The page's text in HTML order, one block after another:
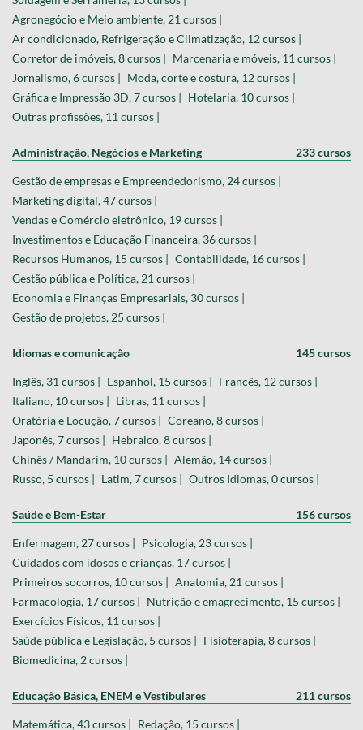
Agronegócio e Meio ambiente, 21 cursos |
Ar condicionado, Refrigeração e Climatização, 12 cursos |
Corretor de imóveis, 8 cursos | Marcenaria e móveis, 11 cursos |
Jornalismo, 6 cursos | Moda, corte e costura, 12 cursos |
Gráfica e Impressão 3D, 7 cursos | Hotelaria, 10 cursos |
Outras profissões, 11 cursos |
Administração, Negócios e Marketing 233 cursos
Gestão de empresas e Empreendedorismo, 24 cursos |
Marketing digital, 47 cursos |
Vendas e Comércio eletrônico, 19 cursos |
Investimentos e Educação Financeira, 36 cursos |
Recursos Humanos, 15 cursos | Contabilidade, 16 cursos |
Gestão pública e Política, 21 cursos |
Economia e Finanças Empresariais, 30 cursos |
Gestão de projetos, 25 cursos |
Idiomas e comunicação 145 cursos
Inglês, 31 cursos | Espanhol, 15 cursos | Francês, 12 cursos |
Italiano, 10 cursos | Libras, 11 cursos |
Oratória e Locução, 7 cursos | Coreano, 8 cursos |
Japonês, 7 cursos | Hebraico, 8 cursos |
Chinês / Mandarim, 10 cursos | Alemão, 14 cursos |
Russo, 5 cursos | Latim, 7 cursos | Outros Idiomas, 0 cursos |
Saúde e Bem-Estar 156 cursos
Enfermagem, 27 cursos | Psicologia, 23 cursos |
Cuidados com idosos e crianças, 17 cursos |
Primeiros socorros, 10 cursos | Anatomia, 21 cursos |
Farmacologia, 17 cursos | Nutrição e emagrecimento, 15 cursos |
Exercícios Físicos, 11 cursos |
Saúde pública e Legislação, 5 cursos | Fisioterapia, 8 cursos |
Biomedicina, 2 cursos |
Educação Básica, ENEM e Vestibulares 211 cursos
Matemática, 43 cursos | Redação, 15 cursos |